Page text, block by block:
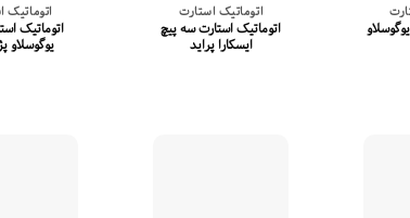
اتوماتیک استارت
اتوماتیک استارت سه پیچ
ایسکارا پراید
اتوماتیک
اتوماتیک
یوگوسلاو پژو